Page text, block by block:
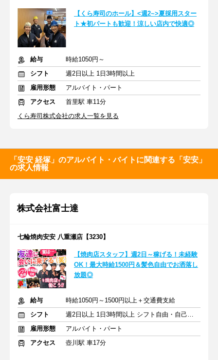
【くら寿司のホール】<週2~>夏採用スター
ト★初パートも歓迎！涼しい店内で快適◎
給与
時給1050円～
シフト
週2日以上 1日3時間以上
雇用形態
アルバイト・パート
アクセス
首里駅 車11分
くら寿司株式会社の求人一覧を見る
「安安 経塚」のアルバイト・バイトに関連する「安安」
の求人情報
株式会社富士達
七輪焼肉安安 八重瀬店【3230】
【焼肉店スタッフ】週2日～稼げる！未経験
OK！最大時給1500円＆髪色自由でお洒落し
放題◎
給与
時給1050円～1500円以上＋交通費支給
シフト
週2日以上 1日3時間以上 シフト自由・自己申告
雇用形態
アルバイト・パート
アクセス
壺川駅 車17分